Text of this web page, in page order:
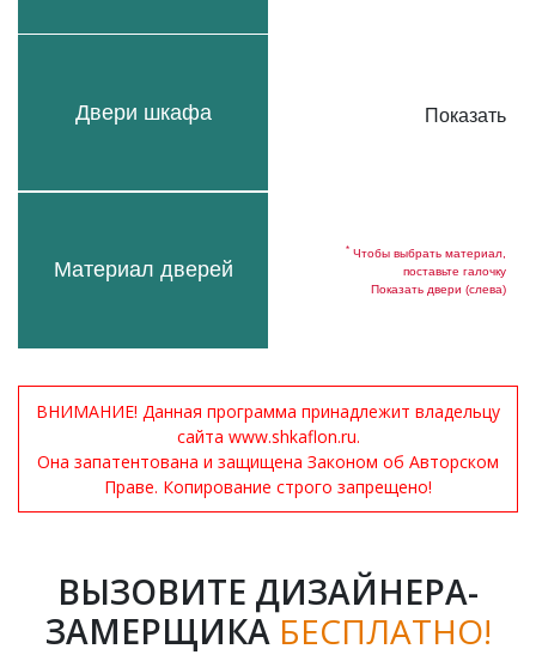
Двери шкафа
Материал дверей
Показать
* Чтобы выбрать материал,
поставьте галочку
Показать двери (слева)
ВНИМАНИЕ! Данная программа принадлежит владельцу
сайта www.shkaflon.ru.
Она запатентована и защищена Законом об Авторском
Праве. Копирование строго запрещено!
ВЫЗОВИТЕ ДИЗАЙНЕРА-
ЗАМЕРЩИКА БЕСПЛАТНО!